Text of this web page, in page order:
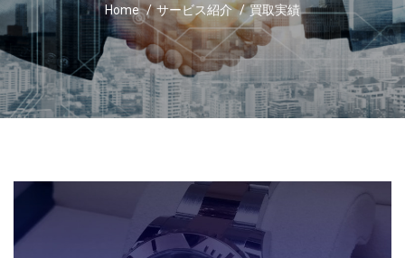
Home サービス紹介 買取実績